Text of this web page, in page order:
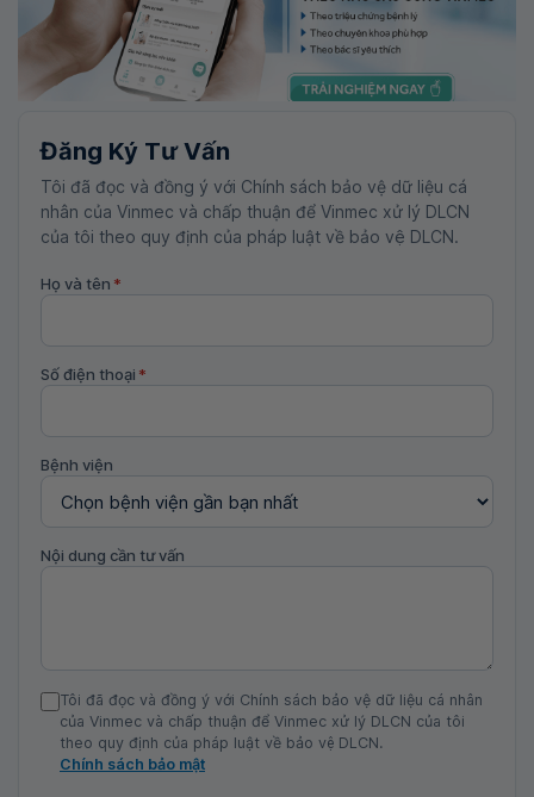
Đăng Ký Tư Vấn
Tôi đã đọc và đồng ý với Chính sách bảo vệ dữ liệu cá
nhân của Vinmec và chấp thuận để Vinmec xử lý DLCN
của tôi theo quy định của pháp luật về bảo vệ DLCN.
Họ và tên *
Số điện thoại *
Bệnh viện
Nội dung cần tư vấn
Tôi đã đọc và đồng ý với Chính sách bảo vệ dữ liệu cá nhân
của Vinmec và chấp thuận để Vinmec xử lý DLCN của tôi
theo quy định của pháp luật về bảo vệ DLCN.
Chính sách bảo mật